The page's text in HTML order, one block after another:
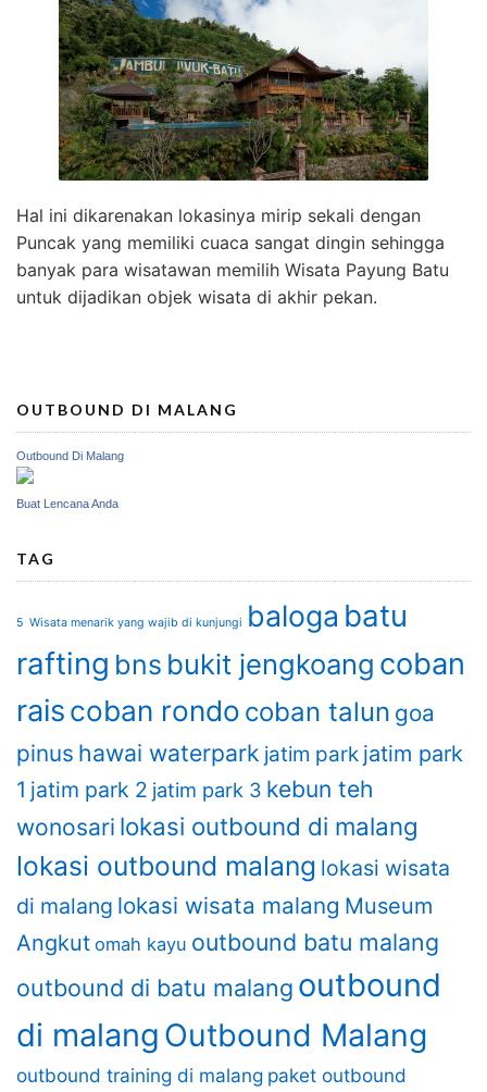
Hal ini dikarenakan lokasinya mirip sekali dengan
Puncak yang memiliki cuaca sangat dingin sehingga
banyak para wisatawan memilih Wisata Payung Batu
untuk dijadikan objek wisata di akhir pekan.
OUTBOUND DI MALANG
Outbound Di Malang
Buat Lencana Anda
TAG
5 Wisata menarik yang wajib di kunjungi baloga batu
rafting bns bukit jengkoang coban
raiscoban rondo coban talun goa
pinus hawai waterpark jatim park jatim park
1 jatim park 2 jatim park 3 kebun teh
wonosari lokasi outbound di malang
lokasi outbound malang lokasi wisata
di malang lokasi wisata malang Museum
Angkut omah kayu outbound batu malang
outbound di batu malang outbound
di malang Outbound Malang
outbound training di malang paket outbound